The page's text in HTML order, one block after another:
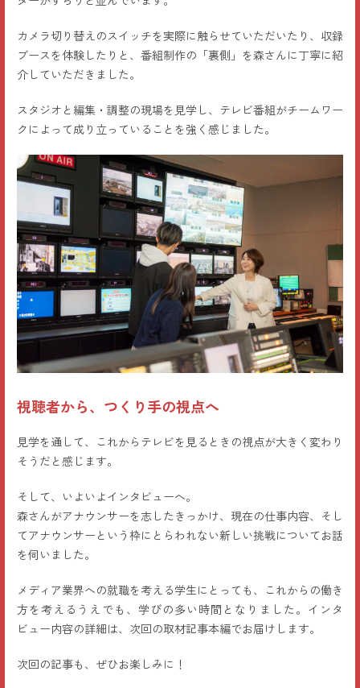
カメラ切り替えのスイッチを実際に触らせていただいたり、収録
ブースを体験したりと、番組制作の「裏側」を森さんに丁寧に紹
介していただきました。
スタジオと編集・調整の現場を見学し、テレビ番組がチームワー
クによって成り立っていることを強く感じました。
視聴者から、つくり手の視点へ
見学を通して、これからテレビを見るときの視点が大きく変わり
そうだと感じます。
そして、いよいよインタビューへ。
森さんがアナウンサーを志したきっかけ、現在の仕事内容、そし
てアナウンサーという枠にとらわれない新しい挑戦についてお話
を伺いました。
メディア業界への就職を考える学生にとっても、これからの働き
方を考えるうえでも、学びの多い時間となりました。インタ
ビュー内容の詳細は、次回の取材記事本編でお届けします。
次回の記事も、ぜひお楽しみに！